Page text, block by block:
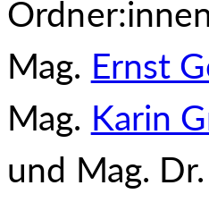
Mag. Ernst
Mag. Karin
und Mag. Dr.